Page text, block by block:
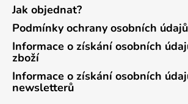
Jak objednat?
Podmínky ochrany osobních údajů
Informace o získání osobních
zboží
Informace o získání osobních
newsletterů